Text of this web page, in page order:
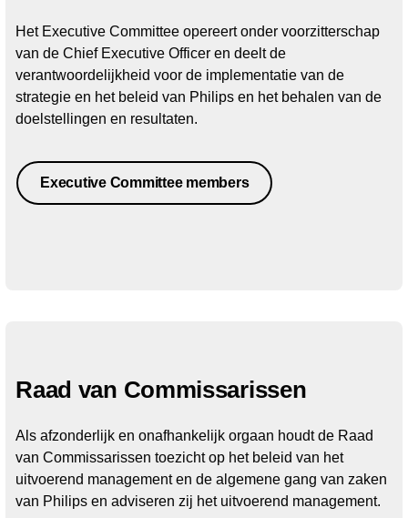
Het Executive Committee opereert onder voorzitterschap
van de Chief Executive Officer en deelt de
verantwoordelijkheid voor de implementatie van de
strategie en het beleid van Philips en het behalen van de
doelstellingen en resultaten.
Executive Committee members
Raad van Commissarissen
Als afzonderlijk en onafhankelijk orgaan houdt de Raad
van Commissarissen toezicht op het beleid van het
uitvoerend management en de algemene gang van zaken
van Philips en adviseren zij het uitvoerend management.